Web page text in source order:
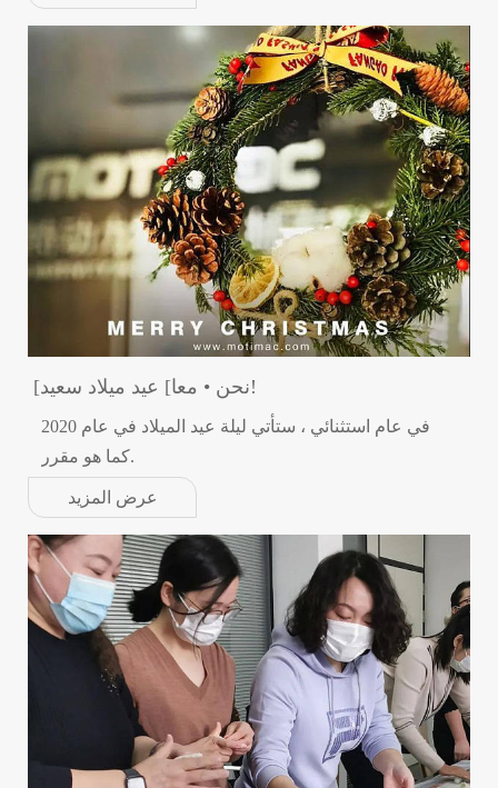
[نحن • معا] عيد ميلاد سعيد!
في عام استثنائي ، ستأتي ليلة عيد الميلاد في عام 2020
كما هو مقرر.
عرض المزيد